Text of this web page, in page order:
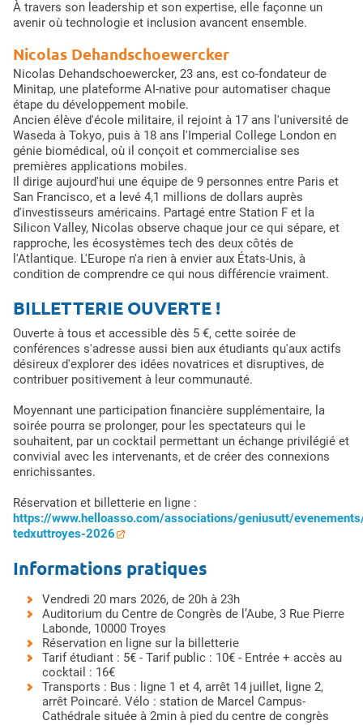
À travers son leadership et son expertise, elle façonne un
avenir où technologie et inclusion avancent ensemble.
Nicolas Dehandschoewercker
Nicolas Dehandschoewercker, 23 ans, est co-fondateur de
Minitap, une plateforme AI-native pour automatiser chaque
étape du développement mobile.
Ancien élève d'école militaire, il rejoint à 17 ans l'université de
Waseda à Tokyo, puis à 18 ans l'Imperial College London en
génie biomédical, où il conçoit et commercialise ses
premières applications mobiles.
Il dirige aujourd'hui une équipe de 9 personnes entre Paris et
San Francisco, et a levé 4,1 millions de dollars auprès
d'investisseurs américains. Partagé entre Station F et la
Silicon Valley, Nicolas observe chaque jour ce qui sépare, et
rapproche, les écosystèmes tech des deux côtés de
l'Atlantique. L'Europe n'a rien à envier aux États-Unis, à
condition de comprendre ce qui nous différencie vraiment.
BILLETTERIE OUVERTE !
Ouverte à tous et accessible dès 5 €, cette soirée de
conférences s'adresse aussi bien aux étudiants qu'aux actifs
désireux d'explorer des idées novatrices et disruptives, de
contribuer positivement à leur communauté.
Moyennant une participation financière supplémentaire, la
soirée pourra se prolonger, pour les spectateurs qui le
souhaitent, par un cocktail permettant un échange privilégié et
convivial avec les intervenants, et de créer des connexions
enrichissantes.
Réservation et billetterie en ligne :
https://www.helloasso.com/associations/geniusutt/
tedxuttroyes-2026
Informations pratiques
Vendredi 20 mars 2026, de 20h à 23h
Auditorium du Centre de Congrès de l’Aube, 3 Rue Pierre
Labonde, 10000 Troyes
Réservation en ligne sur la billetterie
Tarif étudiant : 5€ - Tarif public : 10€ - Entrée + accès au
cocktail : 16€
Transports : Bus : ligne 1 et 4, arrêt 14 juillet, ligne 2,
arrêt Poincaré. Vélo : station de Marcel Campus-
Cathédrale située à 2min à pied du centre de congrès